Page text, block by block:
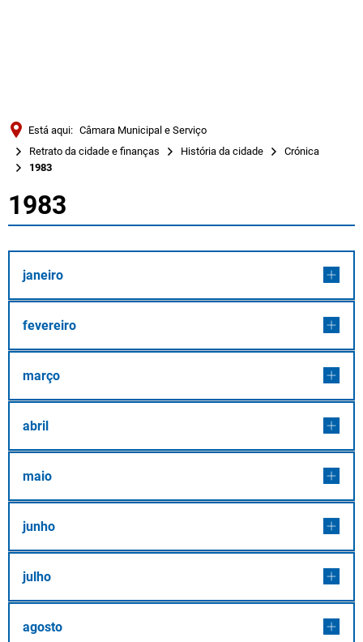
Deutsch
Está aqui: Câmara Municipal e Serviço
Retrato da cidade e finanças
História da cidade
Crónica
1983
1983
1983
janeiro
fevereiro
março
abril
maio
junho
julho
agosto